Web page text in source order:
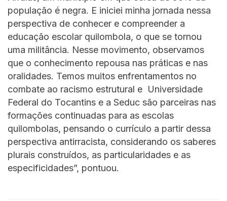
população é negra. E iniciei minha jornada nessa
perspectiva de conhecer e compreender a
educação escolar quilombola, o que se tornou
uma militância. Nesse movimento, observamos
que o conhecimento repousa nas práticas e nas
oralidades. Temos muitos enfrentamentos no
combate ao racismo estrutural e Universidade
Federal do Tocantins e a Seduc são parceiras nas
formações continuadas para as escolas
quilombolas, pensando o currículo a partir dessa
perspectiva antirracista, considerando os saberes
plurais construídos, as particularidades e as
especificidades”, pontuou.